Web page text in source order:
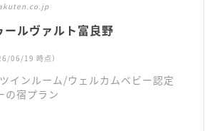
ルヴァルト富良野
06/19 時点）
インルーム/ウェルカムベビー認定
の宿プラン